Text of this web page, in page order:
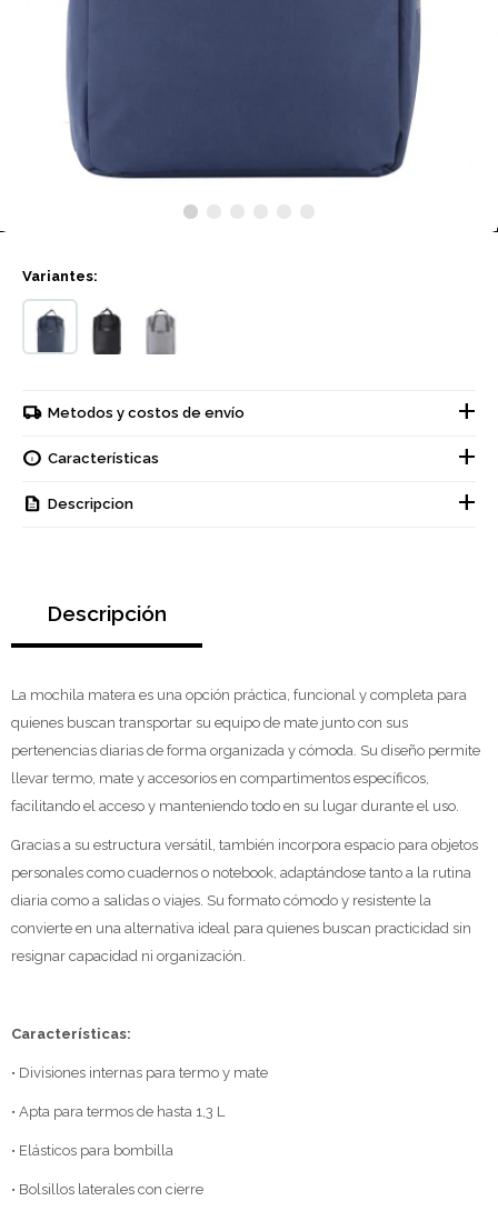
Variantes:
Metodos y costos de envío
Características
Descripcion
Descripción
La mochila matera es una opción práctica, funcional y completa para
quienes buscan transportar su equipo de mate junto con sus
pertenencias diarias de forma organizada y cómoda. Su diseño permite
llevar termo, mate y accesorios en compartimentos específicos,
facilitando el acceso y manteniendo todo en su lugar durante el uso.
Gracias a su estructura versátil, también incorpora espacio para objetos
personales como cuadernos o notebook, adaptándose tanto a la rutina
diaria como a salidas o viajes. Su formato cómodo y resistente la
convierte en una alternativa ideal para quienes buscan practicidad sin
resignar capacidad ni organización.
Características:
• Divisiones internas para termo y mate
• Apta para termos de hasta 1,3 L
• Elásticos para bombilla
• Bolsillos laterales con cierre